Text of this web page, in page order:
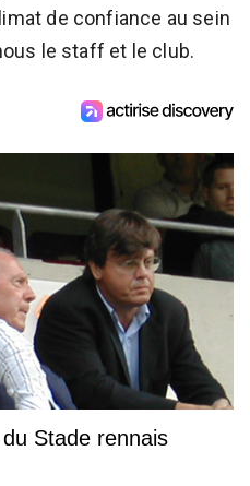
de confiance au sein
le staff et le club.
Stade rennais